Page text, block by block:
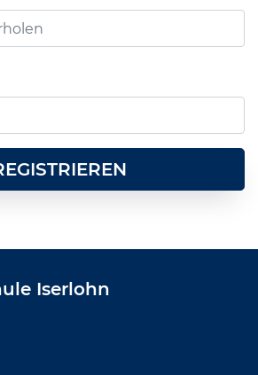
Iserlohn